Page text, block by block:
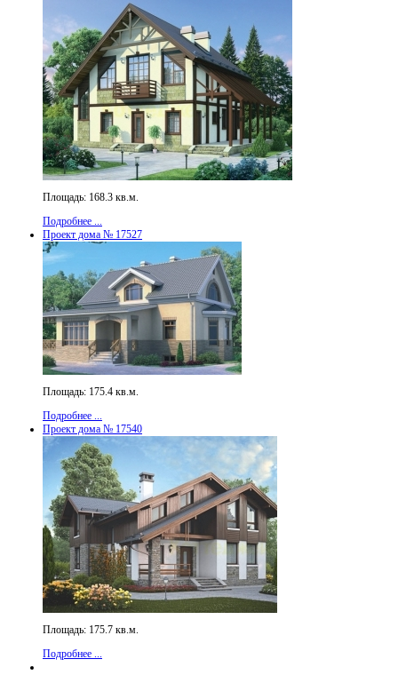
Площадь: 168.3 кв.м.
Подробнее ...
Проект дома № 17527
Площадь: 175.4 кв.м.
Подробнее ...
Проект дома № 17540
Площадь: 175.7 кв.м.
Подробнее ...